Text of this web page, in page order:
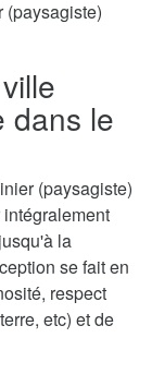
(paysagiste)
dans le
(paysagiste)
la
se fait en
respect
etc) et de